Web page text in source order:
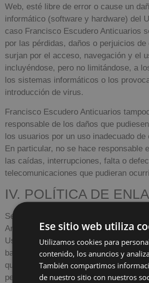
Web, esté libre de error o cause un
informático (software y hardware) del
caso Francisco Escudero Anticuarios
por las pérdidas, daños o perjuicios de
surjan por el acceso, navegación y el
incluyéndose, pero no limitándose, a
los sistemas informáticos o los
introducción de virus.
Francisco Escudero Anticuarios
responsable de los daños que
los usuarios por un uso inadecuado de
En particular, no se hace responsable
las caídas, interrupciones, falta o
telecomunicaciones que pudieran
IV. POLÍTICA DE
Se informa que el Sitio Web de
Anticuariospone o puede poner a
Usuarios medios de enlace (como,
banners, botones), directorios y
que permiten a los Usuarios acceder a
pertenecientes y/o gestionados por
Ese sitio web utiliza
Utilizamos cookies para
contenido, los anuncios y
También compartimos
de nuestro sitio con nuestros